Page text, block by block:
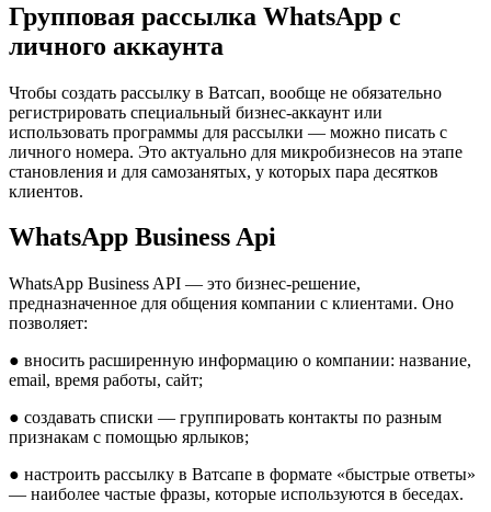
Групповая рассылка WhatsApp с
личного аккаунта
Чтобы создать рассылку в Ватсап, вообще не обязательно
регистрировать специальный бизнес-аккаунт или
использовать программы для рассылки — можно писать с
личного номера. Это актуально для микробизнесов на этапе
становления и для самозанятых, у которых пара десятков
клиентов.
WhatsApp Business Api
WhatsApp Business API — это бизнес-решение,
предназначенное для общения компании с клиентами. Оно
позволяет:
● вносить расширенную информацию о компании: название,
email, время работы, сайт;
● создавать списки — группировать контакты по разным
признакам с помощью ярлыков;
● настроить рассылку в Ватсапе в формате «быстрые ответы»
— наиболее частые фразы, которые используются в беседах.